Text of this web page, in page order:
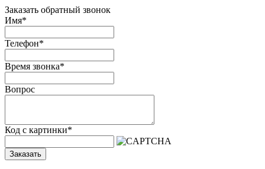
Заказать обратный звонок
Имя*
Телефон*
Время звонка*
Вопрос
Код с картинки*
Заказать